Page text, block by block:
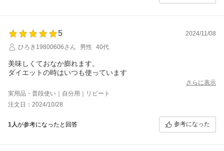
5
2024/11/08
ひろき19800606さん
男性 40代
美味しくておなか膨れます。
ダイエットの時はいつも使っています
さらに表示
実用品・普段使い｜自分用｜リピート
注文日：2024/10/28
1人が参考になったと回答 参考になった